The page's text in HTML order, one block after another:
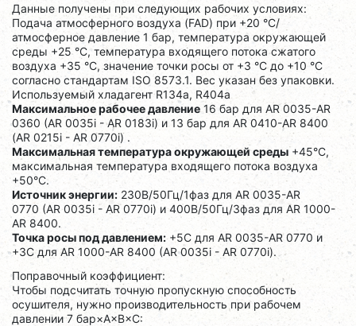
Данные получены при следующих рабочих условиях:
Подача атмосферного воздуха (FAD) при +20 °C/
атмосферное давление 1 бар, температура окружающей
среды +25 °C, температура входящего потока сжатого
воздуха +35 °C, значение точки росы от +3 °C до +10 °C
согласно стандартам ISO 8573.1. Вес указан без упаковки.
Используемый хладагент R134a, R404a
Максимальное рабочее давление 16 бар для AR 0035-AR
0360 (AR 0035i - AR 0183i) и 13 бар для AR 0410-AR 8400
(AR 0215i - AR 0770i) .
Максимальная температура окружающей среды+45°C,
максимальная температура входящего потока воздуха
+50°C.
Источник энергии: 230В/50Гц/1фаз для AR 0035-AR
0770 (AR 0035i - AR 0770i) и 400В/50Гц/3фаз для AR 1000-
AR 8400.
Точка росы под давлением:+5С для AR 0035-AR 0770 и
+3C для AR 1000-AR 8400 (AR 0035i - AR 0770i).
Поправочный коэффициент:
Чтобы подсчитать точную пропускную способность
осушителя, нужно производительность при рабочем
давлении 7 бар×A×B×C: